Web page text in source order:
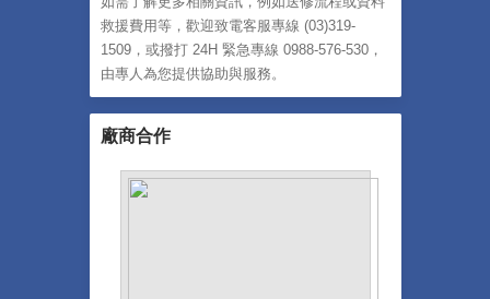
救援費用等，歡迎致電客服專線 (03)319-
1509，或撥打 24H 緊急專線 0988-576-530，
由專人為您提供協助與服務。
廠商合作